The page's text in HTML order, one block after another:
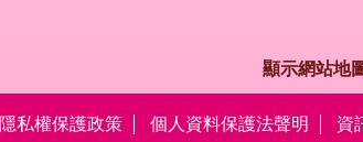
顯示網站地
隱私權保護政策 個人資料保護法聲明 資